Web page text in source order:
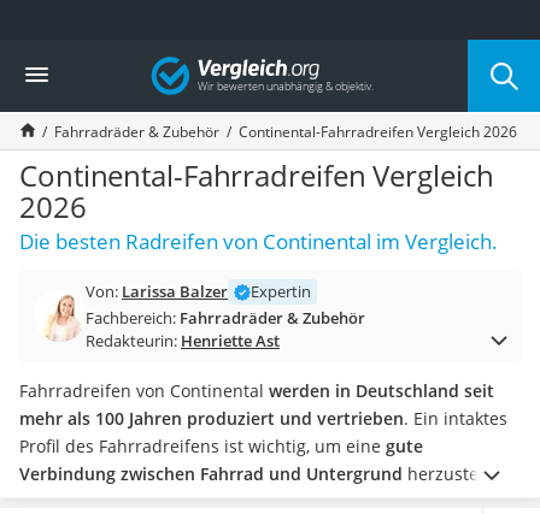
Die beliebtesten Vergleiche nach Kategorie
Freizeit & Sport
Gartentrampolin
Trampolin
Metalldetektor
Eufab-Fahrradträger
Trampolin 366 cm
Fahrradschloss
Futterboot
Air Bike
Trekkingschuhe Herren
Reisetasche mit Rollen
Klimmzugstation
Koffer
Nachtsichtgerät
Vergleich
Fahrradräder & Zubehör Continental-Fahrradreifen Vergleich 2026
Continental-Fahrradreifen Vergleich
2026
Die besten Radreifen von Continental im Vergleich.
Von: Larissa Balzer
Expertin
Fachbereich: Fahrradräder & Zubehör
Redakteurin: Henriette Ast
Fahrradreifen von Continental werden in Deutschland seit
mehr als 100 Jahren produziert und vertrieben. Ein intaktes
Profil des Fahrradreifens ist wichtig, um eine gute
Verbindung zwischen Fahrrad und Untergrund herzustellen.
Hierbei ist es entscheidend, einen Fahrradreifen zu wählen,